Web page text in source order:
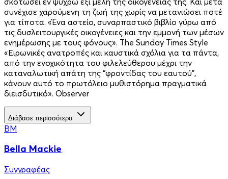
συνέχισε χαρούμενη τη ζωή της χωρίς να μετανιώσει ποτέ
για τίποτα. «Ένα αστείο, συναρπαστικό βιβλίο γύρω από
τις δυσλειτουργικές οικογένειες και την εμμονή των μέσων
ενημέρωσης με τους φόνους». Τhe Sunday Times Style
«Ειρωνικές ανατροπές και καυστικά σχόλια για τα πάντα,
από την ενοχικότητα του φιλελεύθερου μέχρι την
καταναλωτική απάτη της “φροντίδας του εαυτού”,
κάνουν αυτό το πρωτόλειο μυθιστόρημα πραγματικά
διεισδυτικό». Observer
Διάβασε περισσότερα
BM
Bella Mackie
Συγγραφέας